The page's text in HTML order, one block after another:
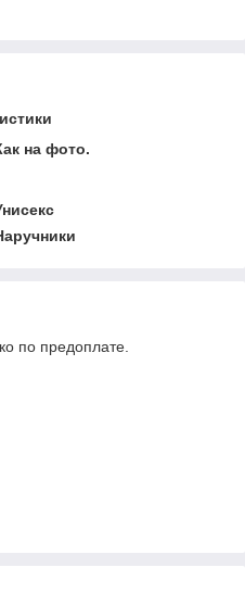
на фото.
по предоплате.